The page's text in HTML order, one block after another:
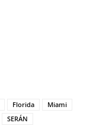
Florida
Miami
SERÁN